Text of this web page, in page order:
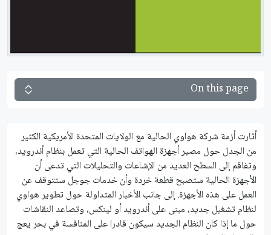
On this page
أثارت أزمة شركة هواوي الحالية مع الولايات المتحدة الأمريكية الكثير
من الجدل حول مصير أجهزة الهواتف الحالية التي تعمل بنظام أندرويد،
وتفاقم إلى السطح العديد من الإشاعات والتحليلات التي تدعى أن
الأجهزة الحالية ستصبح قطعة خردة وأن خدمات جوجل ستتوقف عن
العمل على هذه الأجهزة. إلى جانب الأخبار المتداولة حول تطوير هواوي
لنظام تشغيل جديد، مبنى على أندرويد أو لينكس، وتصاعد النقاشات
حول ما إذا كان النظام الجديد سيكون قادرا على المنافسة في بحر يعج